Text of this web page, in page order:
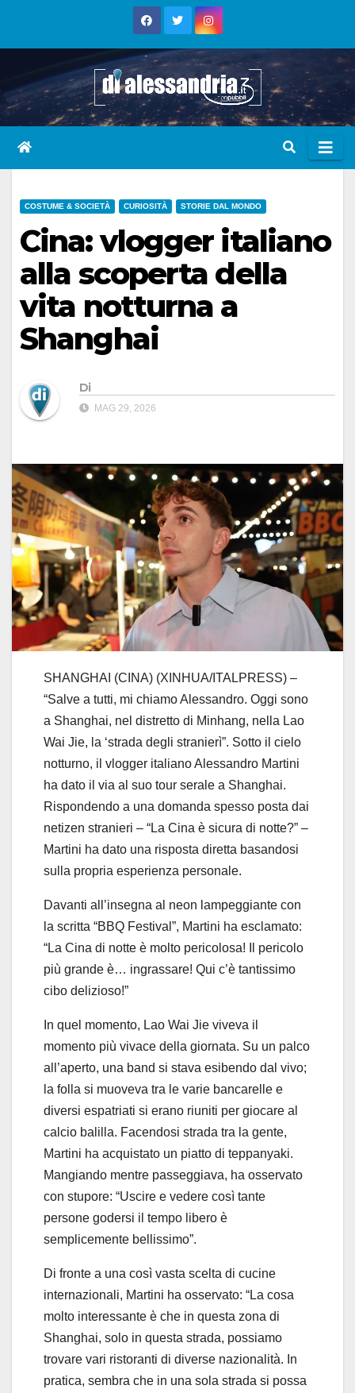
COSTUME & SOCIETÀ CURIOSITÀ STORIE DAL MONDO
Cina: vlogger italiano
alla scoperta della
vita notturna a
Shanghai
Di
MAG 29, 2026
SHANGHAI (CINA) (XINHUA/ITALPRESS) –
“Salve a tutti, mi chiamo Alessandro. Oggi sono
a Shanghai, nel distretto di Minhang, nella Lao
Wai Jie, la ‘strada degli stranierì”. Sotto il cielo
notturno, il vlogger italiano Alessandro Martini
ha dato il via al suo tour serale a Shanghai.
Rispondendo a una domanda spesso posta dai
netizen stranieri – “La Cina è sicura di notte?” –
Martini ha dato una risposta diretta basandosi
sulla propria esperienza personale.
Davanti all’insegna al neon lampeggiante con
la scritta “BBQ Festival”, Martini ha esclamato:
“La Cina di notte è molto pericolosa! Il pericolo
più grande è… ingrassare! Qui c’è tantissimo
cibo delizioso!”
In quel momento, Lao Wai Jie viveva il
momento più vivace della giornata. Su un palco
all’aperto, una band si stava esibendo dal vivo;
la folla si muoveva tra le varie bancarelle e
diversi espatriati si erano riuniti per giocare al
calcio balilla. Facendosi strada tra la gente,
Martini ha acquistato un piatto di teppanyaki.
Mangiando mentre passeggiava, ha osservato
con stupore: “Uscire e vedere così tante
persone godersi il tempo libero è
semplicemente bellissimo”.
Di fronte a una così vasta scelta di cucine
internazionali, Martini ha osservato: “La cosa
molto interessante è che in questa zona di
Shanghai, solo in questa strada, possiamo
trovare vari ristoranti di diverse nazionalità. In
pratica, sembra che in una sola strada si possa